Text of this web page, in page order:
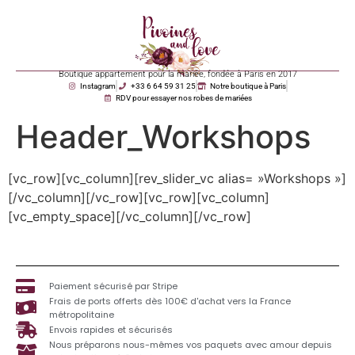
Boutique appartement pour la mariée, fondée à Paris en 2017
Instagram +33 6 64 59 31 25
Notre boutique à Paris
RDV pour essayer nos robes de mariées
Header_Workshops
[vc_row][vc_column][rev_slider_vc alias= »Workshops »]
[/vc_column][/vc_row][vc_row][vc_column]
[vc_empty_space][/vc_column][/vc_row]
Paiement sécurisé par Stripe
Frais de ports offerts dès 100€ d'achat vers la France
métropolitaine
Envois rapides et sécurisés
Nous préparons nous-mêmes vos paquets avec amour depuis